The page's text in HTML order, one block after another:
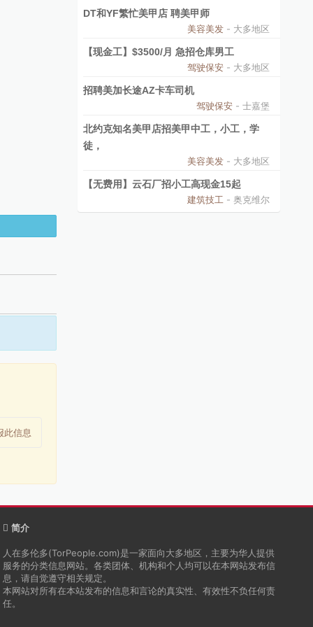
此信息
DT和YF繁忙美甲店 聘美甲师
美容美发 - 大多地区
【现金工】$3500/月 急招仓库男工
驾驶保安 - 大多地区
招聘美加长途AZ卡车司机
驾驶保安 - 士嘉堡
北约克知名美甲店招美甲中工，小工，学
徒，
美容美发 - 大多地区
【无费用】云石厂招小工高现金15起
建筑技工 - 奥克维尔
简介
人在多伦多(TorPeople.com)是一家面向大多地区，主要为华人提供
服务的分类信息网站。各类团体、机构和个人均可以在本网站发布信
息，请自觉遵守相关规定。
本网站对所有在本站发布的信息和言论的真实性、有效性不负任何责
任。